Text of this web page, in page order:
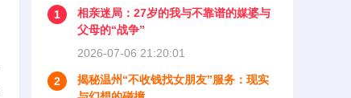
1
相亲迷局：27岁的我与不靠谱的媒婆与
父母的“战争”
2026-07-06 21:20:01
2
揭秘温州“不收钱找女朋友”服务：现实